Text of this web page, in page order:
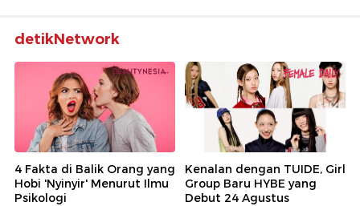
detikNetwork
4 Fakta di Balik Orang yang
Hobi 'Nyinyir' Menurut Ilmu
Psikologi
Kenalan dengan TUIDE, Girl
Group Baru HYBE yang
Debut 24 Agustus